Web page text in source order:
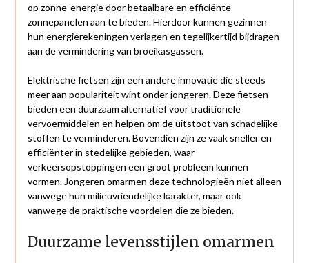
op zonne-energie door betaalbare en efficiënte
zonnepanelen aan te bieden. Hierdoor kunnen gezinnen
hun energierekeningen verlagen en tegelijkertijd bijdragen
aan de vermindering van broeikasgassen.
Elektrische fietsen zijn een andere innovatie die steeds
meer aan populariteit wint onder jongeren. Deze fietsen
bieden een duurzaam alternatief voor traditionele
vervoermiddelen en helpen om de uitstoot van schadelijke
stoffen te verminderen. Bovendien zijn ze vaak sneller en
efficiënter in stedelijke gebieden, waar
verkeersopstoppingen een groot probleem kunnen
vormen. Jongeren omarmen deze technologieën niet alleen
vanwege hun milieuvriendelijke karakter, maar ook
vanwege de praktische voordelen die ze bieden.
Duurzame levensstijlen omarmen